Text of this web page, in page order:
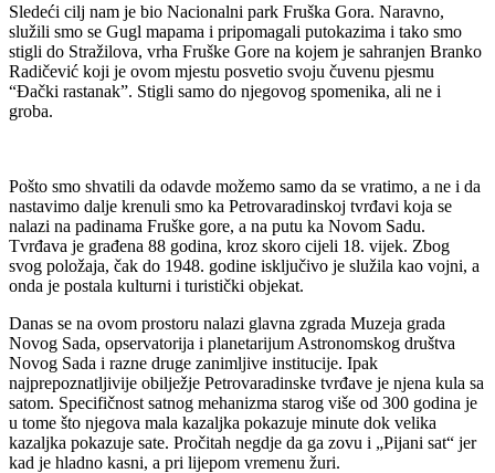
Sledeći cilj nam je bio Nacionalni park Fruška Gora. Naravno,
služili smo se Gugl mapama i pripomagali putokazima i tako smo
stigli do Stražilova, vrha Fruške Gore na kojem je sahranjen Branko
Radičević koji je ovom mjestu posvetio svoju čuvenu pjesmu
“Đački rastanak”. Stigli samo do njegovog spomenika, ali ne i
groba.
Pošto smo shvatili da odavde možemo samo da se vratimo, a ne i da
nastavimo dalje krenuli smo ka Petrovaradinskoj tvrđavi koja se
nalazi na padinama Fruške gore, a na putu ka Novom Sadu.
Tvrđava je građena 88 godina, kroz skoro cijeli 18. vijek. Zbog
svog položaja, čak do 1948. godine isključivo je služila kao vojni, a
onda je postala kulturni i turistički objekat.
Danas se na ovom prostoru nalazi glavna zgrada Muzeja grada
Novog Sada, opservatorija i planetarijum Astronomskog društva
Novog Sada i razne druge zanimljive institucije. Ipak
najprepoznatljivije obilježje Petrovaradinske tvrđave je njena kula sa
satom. Specifičnost satnog mehanizma starog više od 300 godina je
u tome što njegova mala kazaljka pokazuje minute dok velika
kazaljka pokazuje sate. Pročitah negdje da ga zovu i „Pijani sat“ jer
kad je hladno kasni, a pri lijepom vremenu žuri.